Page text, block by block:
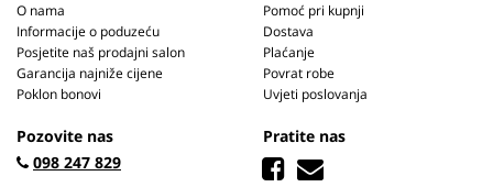
O nama
Informacije o poduzeću
Posjetite naš prodajni salon
Garancija najniže cijene
Poklon bonovi
Pomoć pri kupnji
Dostava
Plaćanje
Povrat robe
Uvjeti poslovanja
Pozovite nas
098 247 829
Pratite nas